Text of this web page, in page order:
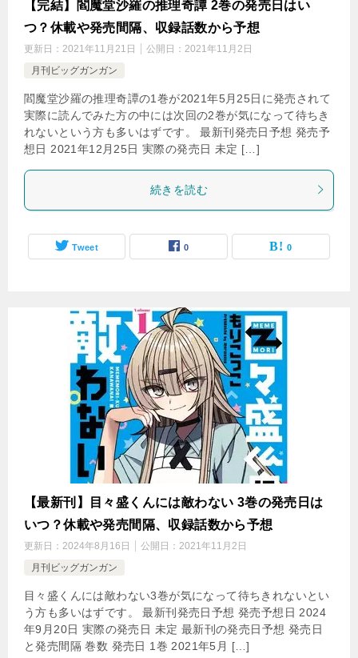
【完結】閻魔堂沙羅の推理奇譚 2巻の発売日はい
つ？休載や発売間隔、収録話数から予想
更新日： 2021年11月21日 公開日： 2021年11月2日
月刊ビッグガンガン
閻魔堂沙羅の推理奇譚の1巻が2021年5月25日に発売されて
実際に読んでみた方の中には次回の2巻が気になって待ちき
れないという方も多いはずです。 最新刊発売日予想 発売予
想日 2021年12月25日 実際の発売日 未定 […]
続きを読む
Tweet 0 0
【最新刊】目々盛くんには敵わない 3巻の発売日は
いつ？休載や発売間隔、収録話数から予想
更新日： 2024年8月16日 公開日： 2021年11月2日
月刊ビッグガンガン
目々盛くんには敵わない3巻が気になって待ちきれないとい
う方も多いはずです。 最新刊発売日予想 発売予想日 2024
年9月20日 実際の発売日 未定 最新刊の発売日予想 発売日
と発売間隔 巻数 発売日 1巻 2021年5月 […]